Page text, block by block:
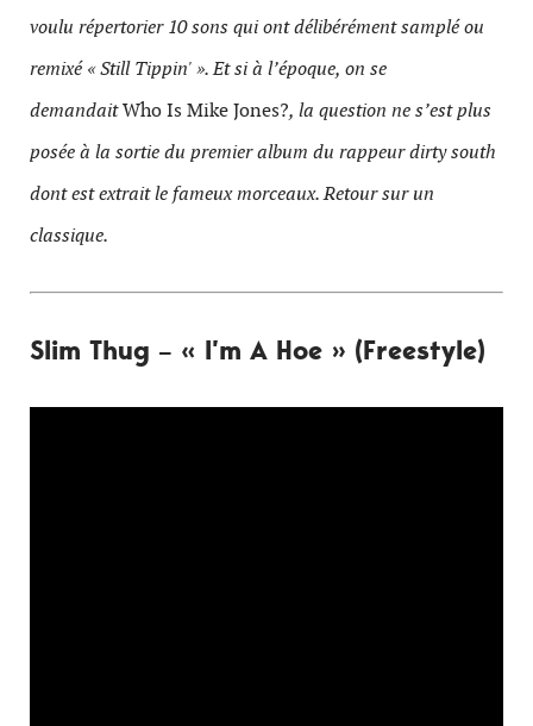
voulu répertorier 10 sons qui ont délibérément samplé ou
remixé « Still Tippin' ». Et si à l’époque, on se
demandaitWho Is Mike Jones?, la question ne s’est plus
posée à la sortie du premier album du rappeur dirty south
dont est extrait le fameux morceaux. Retour sur un
classique.
Slim Thug – « I’m A Hoe » (Freestyle)